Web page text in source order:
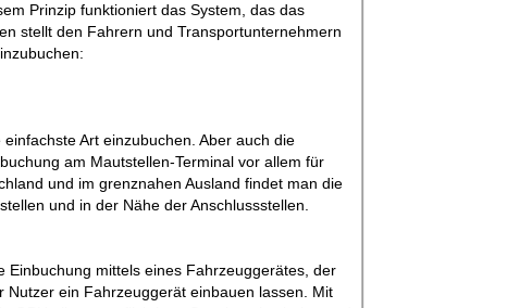
Prinzip funktioniert das System, das das
stellt den Fahrern und Transportunternehmern
Art einzubuchen. Aber auch die
am Mautstellen-Terminal vor allem für
und im grenznahen Ausland findet man die
und in der Nähe der Anschlussstellen.
Einbuchung mittels eines Fahrzeuggerätes, der
ein Fahrzeuggerät einbauen lassen. Mit